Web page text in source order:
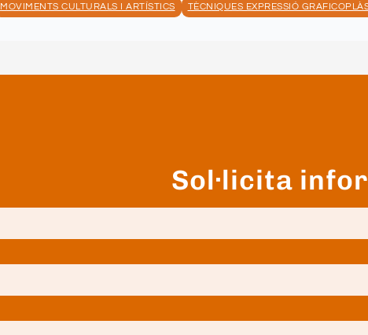
MOVIMENTS CULTURALS I ARTÍSTICS TÈCNIQUES EXPRESSIÓ
Sol·licita